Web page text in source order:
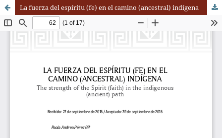
La fuerza del espíritu (fe) en el camino (ancestral) indígena